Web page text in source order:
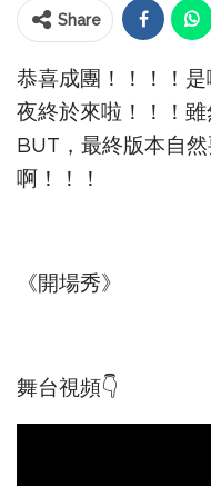
Share
恭喜成團！！！！
夜終於來啦！！！雖
BUT，最終版本自
啊！！！
《開場秀》
舞台視頻👇